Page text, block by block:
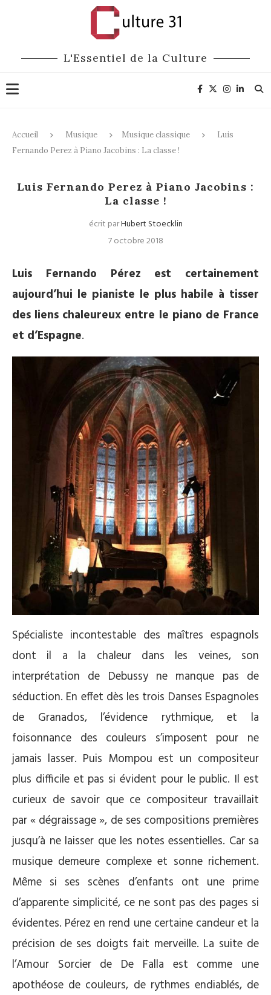
L'Essentiel de la Culture
Accueil Musique Musique classique
Luis
Fernando Perez à Piano Jacobins : La classe !
Luis Fernando Perez à Piano Jacobins :
La classe !
écrit parHubert Stoecklin
7 octobre 2018
Luis Fernando Pérez est certainement
aujourd’hui le pianiste le plus habile à tisser
des liens chaleureux entre le piano de France
et d’Espagne.
Spécialiste incontestable des maîtres espagnols
dont il a la chaleur dans les veines, son
interprétation de Debussy ne manque pas de
séduction. En effet dès les trois Danses Espagnoles
de Granados, l’évidence rythmique, et la
foisonnance des couleurs s’imposent pour ne
jamais lasser. Puis Mompou est un compositeur
plus difficile et pas si évident pour le public. Il est
curieux de savoir que ce compositeur travaillait
par « dégraissage », de ses compositions premières
jusqu’à ne laisser que les notes essentielles. Car sa
musique demeure complexe et sonne richement.
Même si ses scènes d’enfants ont une prime
d’apparente simplicité, ce ne sont pas des pages si
évidentes. Pérez en rend une certaine candeur et la
précision de ses doigts fait merveille. La suite de
l’Amour Sorcier de De Falla est comme une
apothéose de couleurs, de rythmes endiablés, de